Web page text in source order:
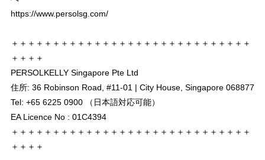
https://www.persolsg.com/
＋＋＋＋＋＋＋＋＋＋＋＋＋＋＋＋＋＋＋＋＋＋＋＋＋＋＋＋＋
＋＋＋＋
PERSOLKELLY Singapore Pte Ltd
住所: 36 Robinson Road, #11-01 | City House, Singapore 068877
Tel: +65 6225 0900 （日本語対応可能）
EA Licence No : 01C4394
＋＋＋＋＋＋＋＋＋＋＋＋＋＋＋＋＋＋＋＋＋＋＋＋＋＋＋＋＋
＋＋＋＋